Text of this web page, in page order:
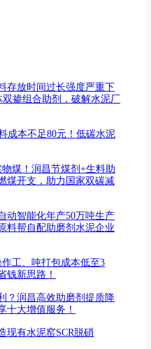
存放时间过长强度严重下
双掺组合助剂，破解水泥厂
成本不足80元！低碳水泥
煤！润昌节煤剂+生料助
煤开支，助力国家双碳减
动智能化年产50万吨生产
料帮自配助磨剂水泥企业
工、吨打包成本低至3
钱新思路！
？润昌高效助磨剂提质降
十大增值服务！
现有水泥窑SCR脱硝